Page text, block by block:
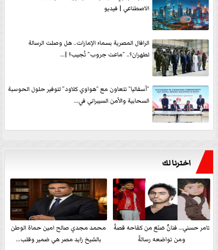
الاصطناعي | فيديو
الرافال المصرية بسماء الإمارات.. هل وصلت الرسالة
لطهران؟.. ”ماعت جروب” تُجيب؟ |...
”أسفاليا” تتعاون مع ”هواوي كلاود” لتوفير حلول الحوسبة
السحابية والأمن السيبراني في...
اخترنا لك
تامر حسني… فنانٌ صَنَعَ من كفاحه قصةً
ومن تواضعه رسالةً
محمد مجدي صالح امين حماة الوطن
بالشيخ زايد مصر هي ضمير وقلب...